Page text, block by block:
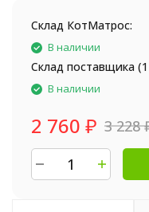
Склад КотМатрос:
В наличии
Склад поставщика
В наличии
2 760 ₽ 3 228